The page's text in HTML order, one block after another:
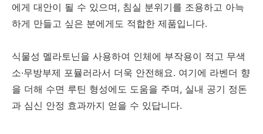
에게 대안이 될 수 있으며, 침실 분위기를 조용하고 아늑
하게 만들고 싶은 분에게도 적합한 제품입니다.
식물성 멜라토닌을 사용하여 인체에 부작용이 적고 무색
소·무방부제 포뮬러라서 더욱 안전해요. 여기에 라벤더 향
을 더해 수면 루틴 형성에도 도움을 주며, 실내 공기 정돈
과 심신 안정 효과까지 얻을 수 있답니다.